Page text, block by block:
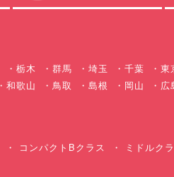
栃木 群馬 埼玉 千葉 東
和歌山 鳥取 島根 岡山 広
コンパクトBクラス ミドルク